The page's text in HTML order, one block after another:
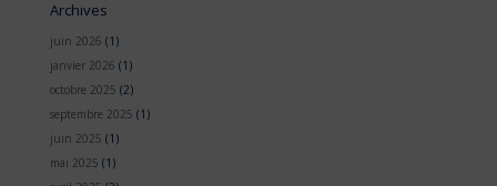
Archives
juin 2026 (1)
janvier 2026 (1)
octobre 2025 (2)
septembre 2025 (1)
juin 2025 (1)
mai 2025 (1)